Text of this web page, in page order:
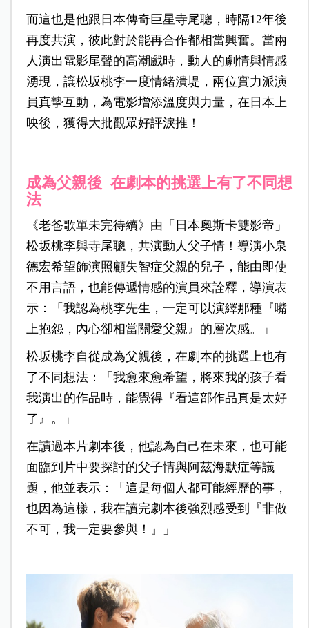
而這也是他跟日本傳奇巨星寺尾聰，時隔12年後
再度共演，彼此對於能再合作都相當興奮。當兩
人演出電影尾聲的高潮戲時，動人的劇情與情感
湧現，讓松坂桃李一度情緒潰堤，兩位實力派演
員真摯互動，為電影增添溫度與力量，在日本上
映後，獲得大批觀眾好評淚推！
成為父親後 在劇本的挑選上有了不同想
法
《老爸歌單未完待續》由「日本奧斯卡雙影帝」
松坂桃李與寺尾聰，共演動人父子情！導演小泉
德宏希望飾演照顧失智症父親的兒子，能由即使
不用言語，也能傳遞情感的演員來詮釋，導演表
示：「我認為桃李先生，一定可以演繹那種『嘴
上抱怨，內心卻相當關愛父親』的層次感。」
松坂桃李自從成為父親後，在劇本的挑選上也有
了不同想法：「我愈來愈希望，將來我的孩子看
我演出的作品時，能覺得『看這部作品真是太好
了』。」
在讀過本片劇本後，他認為自己在未來，也可能
面臨到片中要探討的父子情與阿茲海默症等議
題，他並表示：「這是每個人都可能經歷的事，
也因為這樣，我在讀完劇本後強烈感受到『非做
不可，我一定要參與！』」